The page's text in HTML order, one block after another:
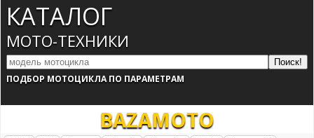
КАТАЛОГ
МОТО-ТЕХНИКИ
ПОДБОР МОТОЦИКЛА ПО ПАРАМЕТРАМ
BAZAMOTO